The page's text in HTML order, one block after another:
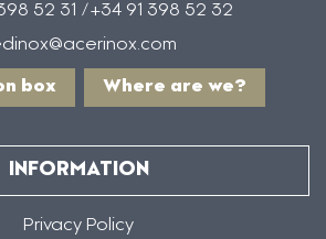
398 52 31 /+34 91 398 52 32
box Where are we?
INFORMATION
Privacy Policy